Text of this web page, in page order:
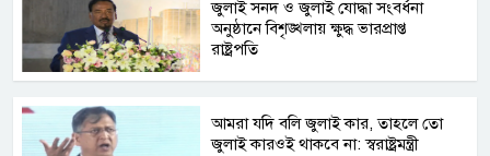
জুলাই সনদ ও জুলাই যোদ্ধা সংবর্ধনা
অনুষ্ঠানে বিশৃঙ্খলায় ক্ষুদ্ধ ভারপ্রাপ্ত
রাষ্ট্রপতি
আমরা যদি বলি জুলাই কার, তাহলে তো
জুলাই কারওই থাকবে না: স্বরাষ্ট্রমন্ত্রী